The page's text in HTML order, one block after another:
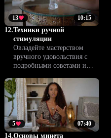
10:15
13
12.Техники ручной
стимуляции
Овладейте мастерством
вручного удовольствия с
подробными советами и
рекомендациями. Узнайте,
как сделать каждое
прикосновение более
чувственным и доставить
максимум наслаждения.
07:40
5
14.Основы минета